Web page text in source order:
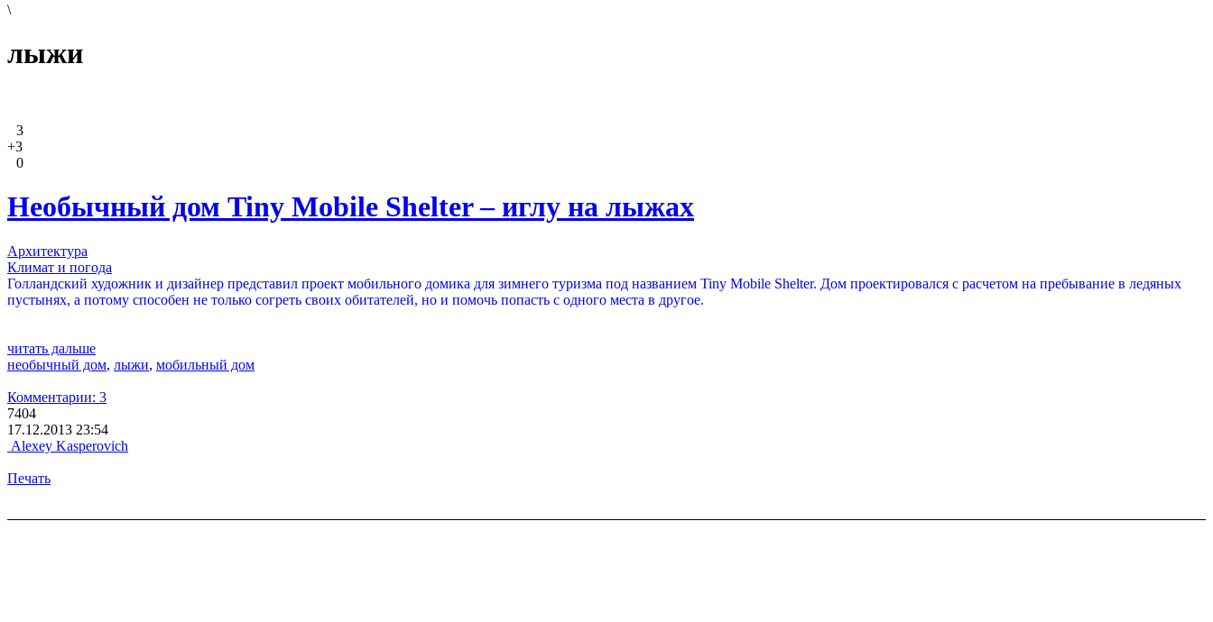
\
лыжи
3
+3
0
Необычный дом Tiny Mobile Shelter – иглу на лыжах
Архитектура
Климат и погода
Голландский художник и дизайнер представил проект мобильного домика для зимнего туризма под названием Tiny Mobile Shelter. Дом проектировался с расчетом на пребывание в ледяных
пустынях, а потому способен не только согреть своих обитателей, но и помочь попасть с одного места в другое.
читать дальше
необычный дом, лыжи, мобильный дом
Комментарии: 3
7404
17.12.2013 23:54
Alexey Kasperovich
Печать